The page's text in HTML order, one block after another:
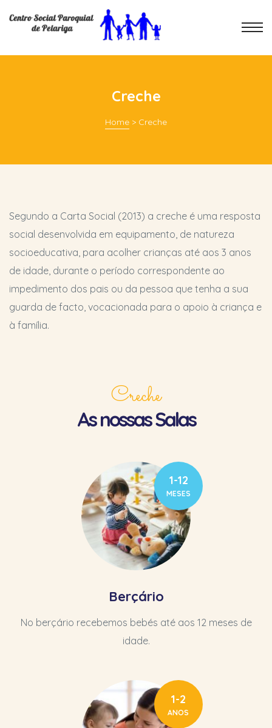
Creche
Home > Creche
Segundo a Carta Social (2013) a creche é uma resposta
social desenvolvida em equipamento, de natureza
socioeducativa, para acolher crianças até aos 3 anos
de idade, durante o período correspondente ao
impedimento dos pais ou da pessoa que tenha a sua
guarda de facto, vocacionada para o apoio à criança e
à família.
Creche
As nossas Salas
1-12
MESES
Berçário
No berçário recebemos bebés até aos 12 meses de
idade.
1-2
ANOS